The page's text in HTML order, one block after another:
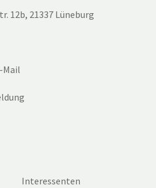
12b, 21337 Lüneburg
Mail
Interessenten